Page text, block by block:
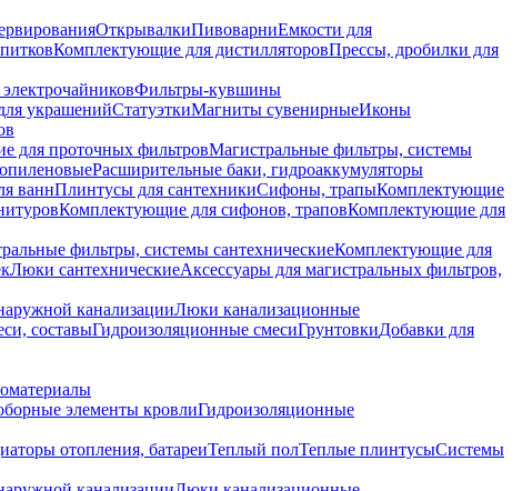
ОткрывалкиПивоварниЕмкости для
Комплектующие для дистилляторовПрессы, дробилки для
Фильтры-кувшины
украшенийСтатуэткиМагниты сувенирныеИконы
для проточных фильтровМагистральные фильтры, системы
Расширительные баки, гидроаккумуляторы
ваннПлинтусы для сантехникиСифоны, трапыКомплектующие
Комплектующие для сифонов, траповКомплектующие для
фильтры, системы сантехническиеКомплектующие для
Люки сантехническиеАксессуары для магистральных фильтров,
канализацииЛюки канализационные
составыГидроизоляционные смесиГрунтовкиДобавки для
элементы кровлиГидроизоляционные
отопления, батареиТеплый полТеплые плинтусыСистемы